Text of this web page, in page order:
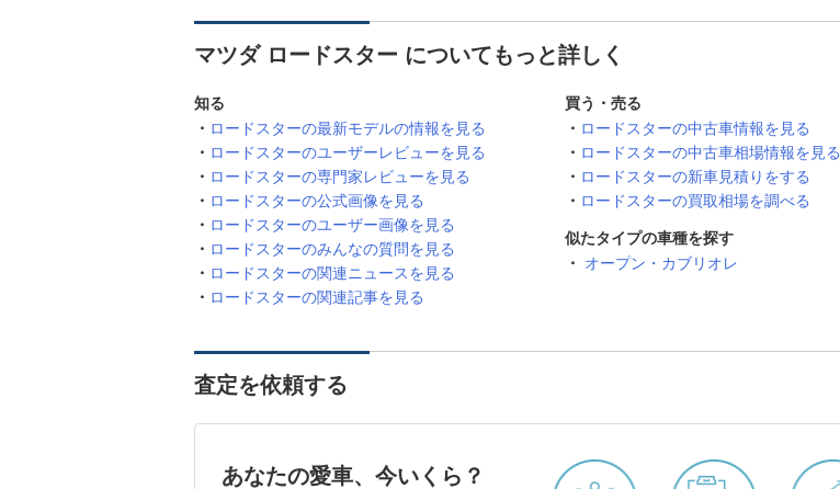
マツダ ロードスター についてもっと詳しく
知る
ロードスターの最新モデルの情報を見る
ロードスターのユーザーレビューを見る
ロードスターの専門家レビューを見る
ロードスターの公式画像を見る
ロードスターのユーザー画像を見る
ロードスターのみんなの質問を見る
ロードスターの関連ニュースを見る
ロードスターの関連記事を見る
買う・売る
ロードスターの中古車情報を見る
ロードスターの中古車相場情報を見る
ロードスターの新車見積りをする
ロードスターの買取相場を調べる
似たタイプの車種を探す
オープン・カブリオレ
査定を依頼する
あなたの愛車、今いくら？